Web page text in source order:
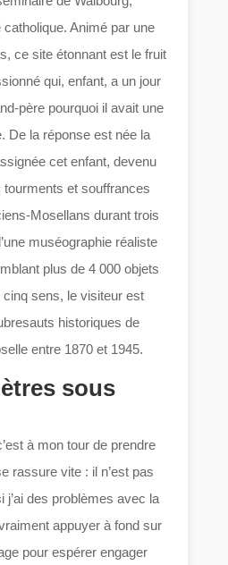
Animé par une
ce site étonnant est le fruit
qui, enfant, a un jour
père pourquoi il avait une
De la réponse est née la
cet enfant, devenu
tourments et souffrances
Mosellans durant trois
muséographie réaliste
plus de 4 000 objets
sens, le visiteur est
historiques de
entre 1870 et 1945.
sous
à mon tour de prendre
rassure vite : il n’est pas
j’ai des problèmes avec la
appuyer à fond sur
pour espérer engager